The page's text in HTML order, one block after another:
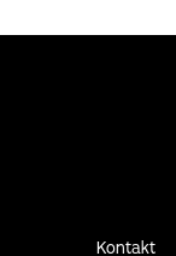
Kontakt